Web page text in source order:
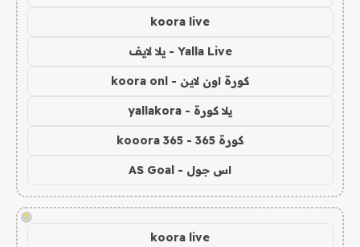
koora live
Yalla Live - يلا لايف
كورة اون لاين - koora onl
يلا كورة - yallakora
كورة 365 - kooora 365
اس جول - AS Goal
!
koora live